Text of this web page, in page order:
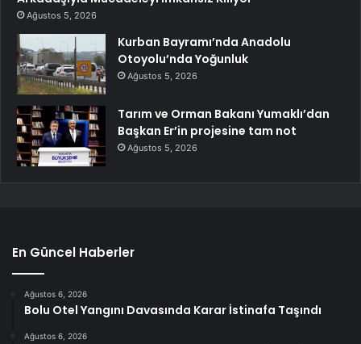
Ağustos 5, 2026
Kurban Bayramı’nda Anadolu
Otoyolu’nda Yoğunluk
Ağustos 5, 2026
Tarım ve Orman Bakanı Yumaklı’dan
Başkan Er’in projesine tam not
Ağustos 5, 2026
En Güncel Haberler
Ağustos 6, 2026
Bolu Otel Yangını Davasında Karar İstinafa Taşındı
Ağustos 6, 2026